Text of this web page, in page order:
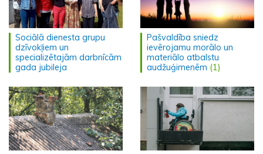
Sociālā dienesta grupu
dzīvokļiem un
specializētajām darbnīcām
gada jubileja
Pašvaldība sniedz
ievērojamu morālo un
materiālo atbalstu
audžuģimenēm (1)